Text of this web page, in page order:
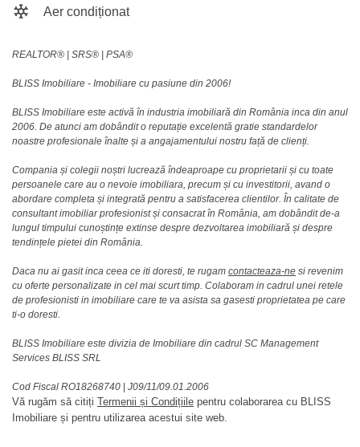
Aer condiționat
REALTOR®️ | SRS®️ | PSA®️
BLISS Imobiliare - Imobiliare cu pasiune din 2006!
BLISS Imobiliare este activă în industria imobiliară din România inca din anul
2006. De atunci am dobândit o reputație excelentă gratie standardelor
noastre profesionale înalte și a angajamentului nostru față de clienți.
Compania și colegii noștri lucrează îndeaproape cu proprietarii și cu toate
persoanele care au o nevoie imobiliara, precum și cu investitorii, avand o
abordare completa și integrată pentru a satisfacerea clientilor. În calitate de
consultant imobiliar profesionist și consacrat în România, am dobândit de-a
lungul timpului cunoștințe extinse despre dezvoltarea imobiliară și despre
tendințele pietei din România.
Daca nu ai gasit inca ceea ce iti doresti, te rugam contacteaza-ne si revenim
cu oferte personalizate in cel mai scurt timp. Colaboram in cadrul unei retele
de profesionisti in imobiliare care te va asista sa gasesti proprietatea pe care
ti-o doresti.
BLISS Imobiliare este divizia de Imobiliare din cadrul SC Management
Services BLISS SRL
Cod Fiscal RO18268740 | J09/11/09.01.2006
Vă rugăm să citiți Termenii și Condițiile pentru colaborarea cu BLISS
Imobiliare și pentru utilizarea acestui site web.